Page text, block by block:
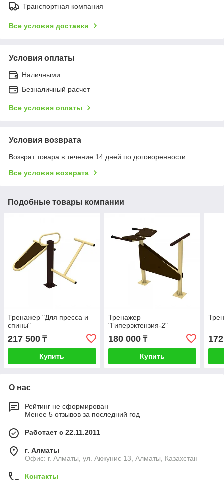
Транспортная компания
Все условия доставки
Условия оплаты
Наличными
Безналичный расчет
Все условия оплаты
Условия возврата
Возврат товара в течение 14 дней по договоренности
Все условия возврата
Подобные товары компании
Тренажер "Для пресса и
спины"
217 500 ₸
Купить
Тренажер
"Гиперэктензия-2"
180 000₸
Купить
О нас
Рейтинг не сформирован
Менее 5 отзывов за последний год
Работает с 22.11.2011
г. Алматы
Офис: г. Алматы, ул. Акжунис 13, Алматы, Казахстан
Контакты